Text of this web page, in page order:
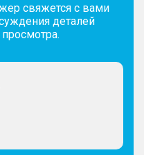
свяжется с вами
деталей